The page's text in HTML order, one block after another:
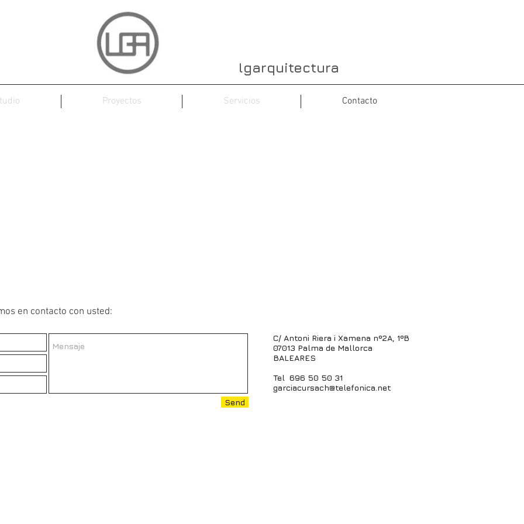
lgarquitectura
Proyectos Servicios Contacto
en contacto con usted:
Send
C/ Antoni Riera i Xamena nº2A, 1ºB
07013 Palma de Mallorca
BALEARES
Tel 696 50 50 31
garciacursach@telefonica.net